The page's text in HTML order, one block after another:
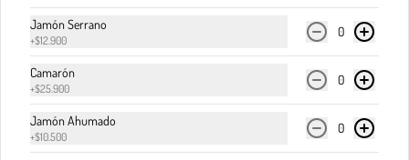
Pasta calderete castello pollo
Jamón Serrano
+$12.900
0
Camarón
+$25.900
0
Jamón Ahumado
+$10.500
0